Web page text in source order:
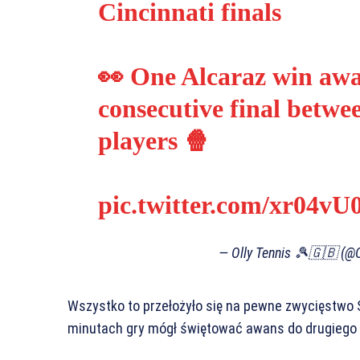
Cincinnati finals
👀 One Alcaraz win
consecutive final
players 🍿
pic.twitter.com/
— Olly Tennis 🎾🇬🇧
Wszystko to przełożyło się na pewne
minutach gry mógł świętować awans do